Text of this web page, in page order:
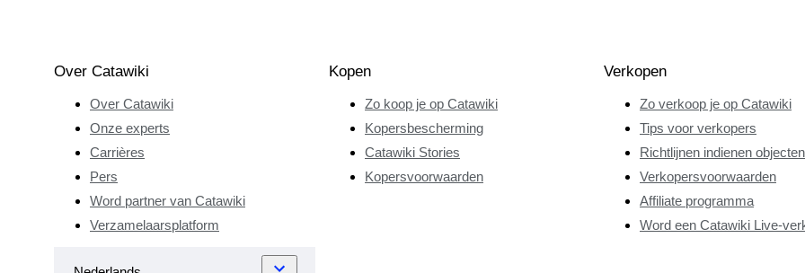
Over Catawiki
Over Catawiki
Onze experts
Carrières
Pers
Word partner van Catawiki
Verzamelaarsplatform
Kopen
Zo koop je op Catawiki
Kopersbescherming
Catawiki Stories
Kopersvoorwaarden
Verkopen
Zo verkoop je op Catawiki
Tips voor verkopers
Richtlijnen indienen objecten
Verkopersvoorwaarden
Affiliate programma
Word een Catawiki Live-